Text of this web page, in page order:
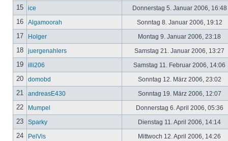
15 ice Donnerstag 5. Januar 2006, 16:48
16 Algamoorah Sonntag 8. Januar 2006, 19:12
17 Holger Montag 9. Januar 2006, 23:18
18 juergenahlers Samstag 21. Januar 2006, 13:27
19 illi206 Samstag 11. Februar 2006, 14:06
20 domobd Sonntag 12. März 2006, 23:02
21 andreasE430 Sonntag 19. März 2006, 12:07
22 Mumpel Donnerstag 6. April 2006, 05:36
23 Sparky Dienstag 11. April 2006, 14:14
24 PelVis Mittwoch 12. April 2006, 14:26